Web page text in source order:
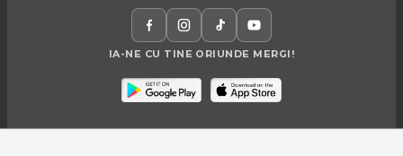
IA-NE CU TINE ORIUNDE MERGI!